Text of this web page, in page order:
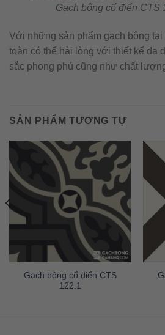
Gạch bông cổ điển CTS
Với những sản phẩm gạch bông
toàn có thể hài lòng với thiết kế đa
sắc phong phú cũng như chất
SẢN PHẨM TƯƠNG TỰ
Gạch bông cổ điển CTS
122.1